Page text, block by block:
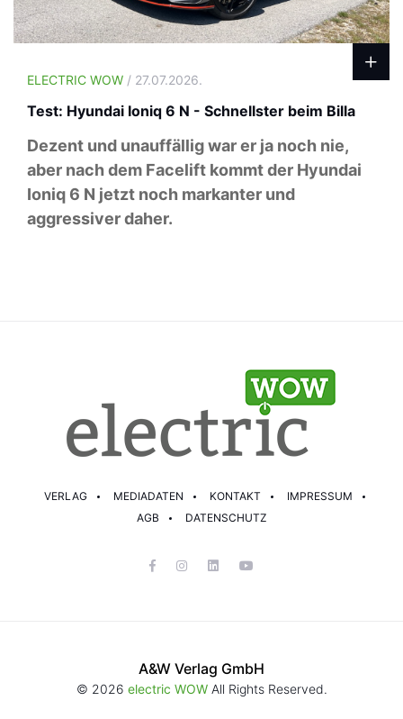
ELECTRIC WOW / 27.07.2026.
Test: Hyundai Ioniq 6 N - Schnellster beim Billa
Dezent und unauffällig war er ja noch nie,
aber nach dem Facelift kommt der Hyundai
Ioniq 6 N jetzt noch markanter und
aggressiver daher.
VERLAG MEDIADATEN KONTAKT
IMPRESSUM
AGB
DATENSCHUTZ
A&W Verlag GmbH
© 2026 electric WOWAll Rights Reserved.